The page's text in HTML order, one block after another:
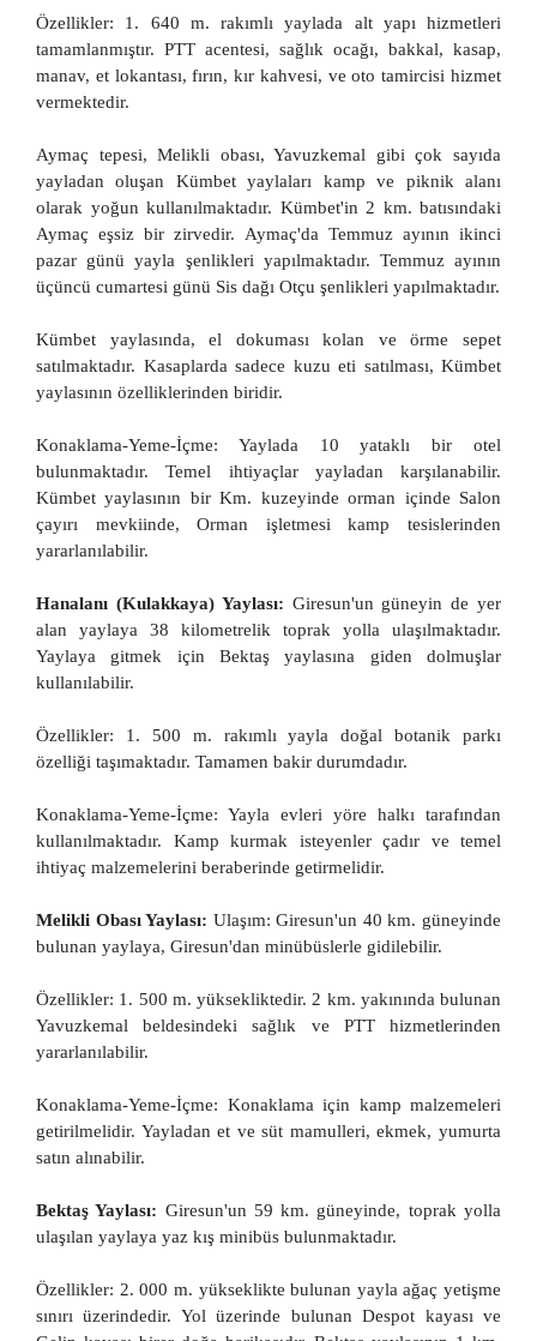
Özellikler: 1. 640 m. rakımlı yaylada alt yapı hizmetleri
tamamlanmıştır. PTT acentesi, sağlık ocağı, bakkal, kasap,
manav, et lokantası, fırın, kır kahvesi, ve oto tamircisi hizmet
vermektedir.
Aymaç tepesi, Melikli obası, Yavuzkemal gibi çok sayıda
yayladan oluşan Kümbet yaylaları kamp ve piknik alanı
olarak yoğun kullanılmaktadır. Kümbet'in 2 km. batısındaki
Aymaç eşsiz bir zirvedir. Aymaç'da Temmuz ayının ikinci
pazar günü yayla şenlikleri yapılmaktadır. Temmuz ayının
üçüncü cumartesi günü Sis dağı Otçu şenlikleri yapılmaktadır.
Kümbet yaylasında, el dokuması kolan ve örme sepet
satılmaktadır. Kasaplarda sadece kuzu eti satılması, Kümbet
yaylasının özelliklerinden biridir.
Konaklama-Yeme-İçme: Yaylada 10 yataklı bir otel
bulunmaktadır. Temel ihtiyaçlar yayladan karşılanabilir.
Kümbet yaylasının bir Km. kuzeyinde orman içinde Salon
çayırı mevkiinde, Orman işletmesi kamp tesislerinden
yararlanılabilir.
Hanalanı (Kulakkaya) Yaylası: Giresun'un güneyin de yer
alan yaylaya 38 kilometrelik toprak yolla ulaşılmaktadır.
Yaylaya gitmek için Bektaş yaylasına giden dolmuşlar
kullanılabilir.
Özellikler: 1. 500 m. rakımlı yayla doğal botanik parkı
özelliği taşımaktadır. Tamamen bakir durumdadır.
Konaklama-Yeme-İçme: Yayla evleri yöre halkı tarafından
kullanılmaktadır. Kamp kurmak isteyenler çadır ve temel
ihtiyaç malzemelerini beraberinde getirmelidir.
Melikli Obası Yaylası: Ulaşım: Giresun'un 40 km. güneyinde
bulunan yaylaya, Giresun'dan minübüslerle gidilebilir.
Özellikler: 1. 500 m. yüksekliktedir. 2 km. yakınında bulunan
Yavuzkemal beldesindeki sağlık ve PTT hizmetlerinden
yararlanılabilir.
Konaklama-Yeme-İçme: Konaklama için kamp malzemeleri
getirilmelidir. Yayladan et ve süt mamulleri, ekmek, yumurta
satın alınabilir.
Bektaş Yaylası: Giresun'un 59 km. güneyinde, toprak yolla
ulaşılan yaylaya yaz kış minibüs bulunmaktadır.
Özellikler: 2. 000 m. yükseklikte bulunan yayla ağaç yetişme
sınırı üzerindedir. Yol üzerinde bulunan Despot kayası ve